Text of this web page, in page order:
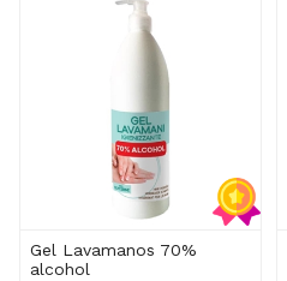
Gel Lavamanos 70%
alcohol